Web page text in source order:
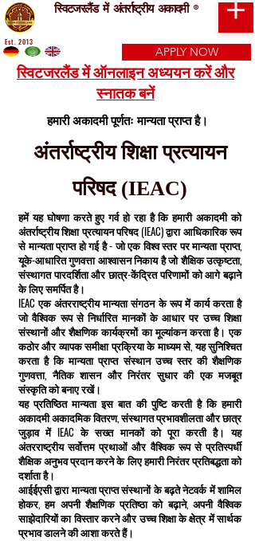
स्विटजरलैंड में अंतर्राष्ट्रीय अकादमी ®
APPLY NOW
स्विटजरलैंड में ऑनलाइन अध्ययन करें और
स्नातक बनें
Est. 2013
हमारी अकादमी पूर्णतः मान्यता प्राप्त है।
अंतर्राष्ट्रीय शिक्षा प्रत्यायन
परिषद (IEAC)
हमें यह घोषणा करते हुए गर्व हो रहा है कि हमारी अकादमी को
अंतर्राष्ट्रीय शिक्षा प्रत्यायन परिषद (IEAC) द्वारा आधिकारिक रूप
से मान्यता प्राप्त हो गई है - जो एक विश्व स्तर पर मान्यता प्राप्त,
यूके-आधारित गुणवत्ता आश्वासन निकाय है जो शैक्षिक उत्कृष्टता,
संस्थागत पारदर्शिता और छात्र-केंद्रित परिणामों को आगे बढ़ाने
के लिए समर्पित है।
IEAC एक अंतरराष्ट्रीय मान्यता संगठन के रूप में कार्य करता है
जो वैश्विक रूप से निर्धारित मानकों के आधार पर उच्च शिक्षा
संस्थानों और शैक्षणिक कार्यक्रमों का मूल्यांकन करता है। एक
कठोर और व्यापक समीक्षा प्रक्रिया के माध्यम से, यह सुनिश्चित
करता है कि मान्यता प्राप्त संस्थान उच्च स्तर की शैक्षणिक
गुणवत्ता, नैतिक शासन और निरंतर सुधार की एक मजबूत
संस्कृति को बनाए रखें।
यह प्रतिष्ठित मान्यता इस बात की पुष्टि करती है कि हमारी
अकादमी अकादमिक वितरण, संस्थागत प्रभावशीलता और छात्र
जुड़ाव में IEAC के सख्त मानकों को पूरा करती है। यह
अंतरराष्ट्रीय सर्वोत्तम प्रथाओं और वैश्विक रूप से प्रतिस्पर्धी
शैक्षिक अनुभव प्रदान करने के लिए हमारी निरंतर प्रतिबद्धता को
दर्शाता है।
आईईएसी द्वारा मान्यता प्राप्त संस्थानों के बढ़ते नेटवर्क में शामिल
होकर, हम अपनी शैक्षणिक प्रतिष्ठा को बढ़ाने, अपनी वैश्विक
साझेदारियों का विस्तार करने और उच्च शिक्षा के क्षेत्र में सार्थक
प्रभाव डालने की आशा करते हैं।